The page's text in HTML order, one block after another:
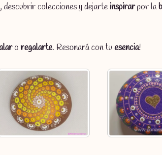
descubrir colecciones y dejarteinspirarpor la
o regalarte. Resonará con tu esencia!